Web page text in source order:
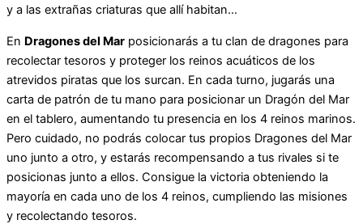
y a las extrañas criaturas que allí habitan…
En Dragones del Mar posicionarás a tu clan de dragones para
recolectar tesoros y proteger los reinos acuáticos de los
atrevidos piratas que los surcan. En cada turno, jugarás una
carta de patrón de tu mano para posicionar un Dragón del Mar
en el tablero, aumentando tu presencia en los 4 reinos marinos.
Pero cuidado, no podrás colocar tus propios Dragones del Mar
uno junto a otro, y estarás recompensando a tus rivales si te
posicionas junto a ellos. Consigue la victoria obteniendo la
mayoría en cada uno de los 4 reinos, cumpliendo las misiones
y recolectando tesoros.